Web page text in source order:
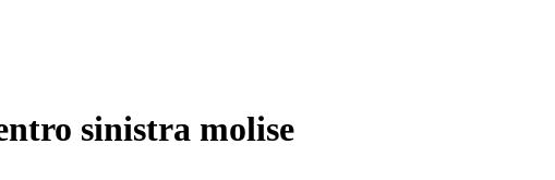
sinistra molise